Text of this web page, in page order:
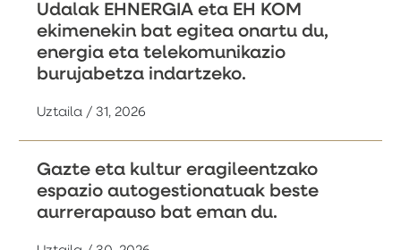
Udalak EHNERGIA eta EH KOM
ekimenekin bat egitea onartu du,
energia eta telekomunikazio
burujabetza indartzeko.
Uztaila / 31, 2026
Gazte eta kultur eragileentzako
espazio autogestionatuak beste
aurrerapauso bat eman du.